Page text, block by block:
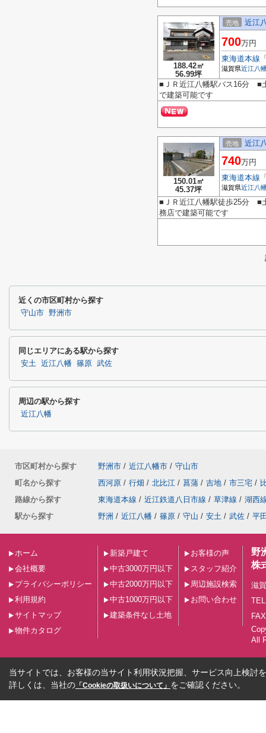
188.42㎡
56.99坪
売地 近江
700万円
東海道本線
滋賀県近江八
■ＪＲ近江八幡駅バス16分 ■
で建築可能です
150.01㎡
45.37坪
売地 近江
740万円
東海道本線
滋賀県近江八
■ＪＲ近江八幡駅徒歩25分 ■
務店で建築可能です
近くの市区町村から探す
守山市 野洲市
同じエリアにある駅から探す
安土 近江八幡 篠原 武佐
周辺の駅から探す
近江八幡
市区町村から探す 野洲市 / 近江八幡市 / 守山市
町名から探す
西河原 / 行畑 / 北比江 / 菖蒲 / 吉地 / 市三宅 /
路線から探す
東海道本線 / 近江鉄道八日市線 / 草津線 / 湖西
駅から探す
野洲 / 近江八幡 / 篠原 / 守山 / 安土 / 武佐 / 平
ホーム
会社概要
プライバシーポリシー
利用規約
サイトマップ
物件カタログ
新築戸建て
中古3000万円以下
中古2000万円以下
中古1000万円以下
建築条件なし土地
お客様の声
スタッフ紹介
周辺施設検索
お問い合わせ
野
株
滋
All
当サイトでは、お客様の当サイト利用状況把握、サービス向上検討
詳しくは、当社の 「Cookieの取扱いについて」 をご確認ください。